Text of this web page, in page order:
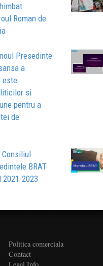
Roman de
Presedinte
a
este
si
pentru a
de
BRAT
2023
Politica comerciala
Contact